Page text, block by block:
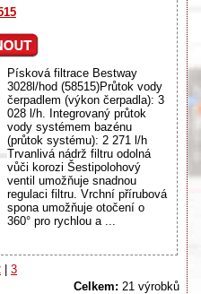
Písková filtrace Bestway
3028l/hod (58515)Průtok vody
čerpadlem (výkon čerpadla): 3
028 l/h. Integrovaný průtok
vody systémem bazénu
(průtok systému): 2 271 l/h
Trvanlivá nádrž filtru odolná
vůči korozi Šestipolohový
ventil umožňuje snadnou
regulaci filtru. Vrchní přírubová
spona umožňuje otočení o
360° pro rychlou a ...
| 3
Celkem: 21 výrobků